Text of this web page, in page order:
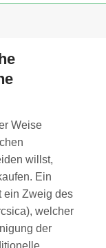
Weise
willst,
Ein
ein Zweig des
welcher
der